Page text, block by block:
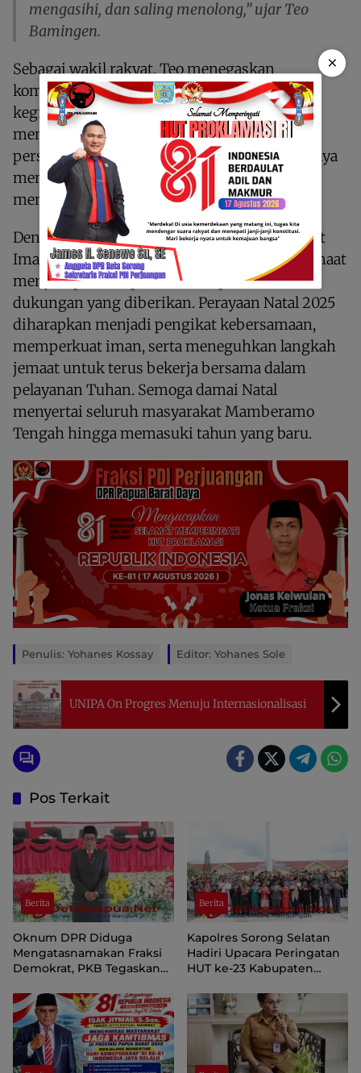
mengasihi, dan saling menolong,” ujar Teo
Bamingen.
Sebagai wakil rakyat, Teo menegaskan
komitmennya untuk terus mendukung
kegiatan-kegiatan keagamaan yang
memperkuat iman, spiritualitas, dan
persaudaraan jemaat. Ia berharap kehadirannya
membawa dorongan positif bagi umat dalam
menyongsong perayaan Natal.
Dengan terselenggaranya kegiatan ini, Jemaat
Imanuel Boroges serta seluruh komponen jemaat
menyampaikan apresiasi atas perhatian dan
dukungan yang diberikan. Perayaan Natal 2025
diharapkan menjadi pengikat kebersamaan,
memperkuat iman, serta meneguhkan langkah
jemaat untuk terus bekerja bersama dalam
pelayanan Tuhan. Semoga damai Natal
menyertai seluruh masyarakat Mamberamo
Tengah hingga memasuki tahun yang baru.
Penulis: Yohanes Kossay Editor: Yohanes Sole
UNIPA On Progres Menuju Internasionalisasi
Pos Terkait
Berita
Oknum DPR Diduga
Mengatasnamakan Fraksi
Demokrat, PKB Tegaskan
Papua Pegunungan
Berita
Kapolres Sorong Selatan
Hadiri Upacara Peringatan
HUT ke-23 Kabupaten
×